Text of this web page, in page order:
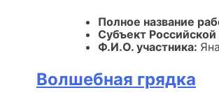
Полное название
Субъект
Ф.И.О. участника:
Волшебная грядка